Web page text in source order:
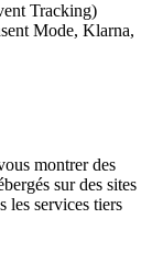
Tracking)
Mode, Klarna,
montrer des
sur des sites
les services tiers